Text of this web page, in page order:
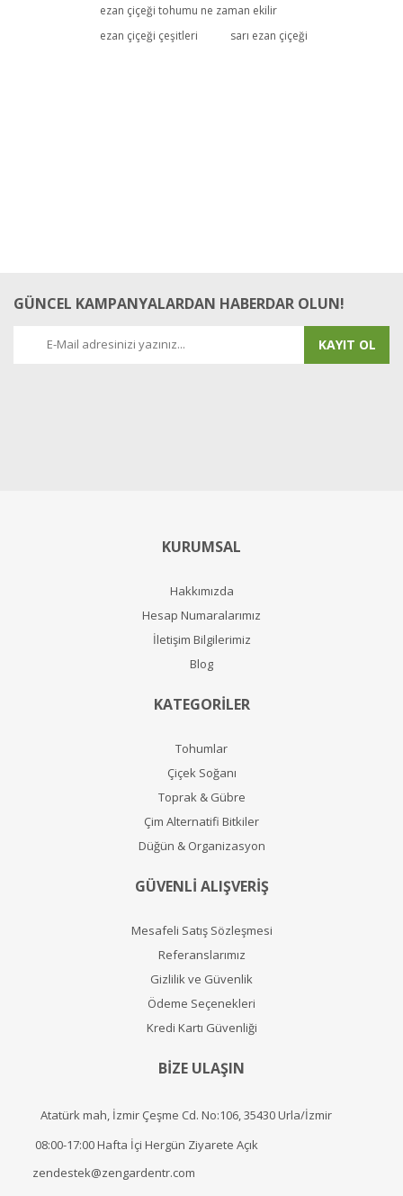
ezan çiçeği tohumu ne zaman ekilir
ezan çiçeği çeşitleri
sarı ezan çiçeği
GÜNCEL KAMPANYALARDAN HABERDAR OLUN!
KAYIT OL
KURUMSAL
Hakkımızda
Hesap Numaralarımız
İletişim Bilgilerimiz
Blog
KATEGORİLER
Tohumlar
Çiçek Soğanı
Toprak & Gübre
Çim Alternatifi Bitkiler
Düğün & Organizasyon
GÜVENLİ ALIŞVERİŞ
Mesafeli Satış Sözleşmesi
Referanslarımız
Gizlilik ve Güvenlik
Ödeme Seçenekleri
Kredi Kartı Güvenliği
BİZE ULAŞIN
Atatürk mah, İzmir Çeşme Cd. No:106, 35430 Urla/İzmir
08:00-17:00 Hafta İçi Hergün Ziyarete Açık
zendestek@zengardentr.com